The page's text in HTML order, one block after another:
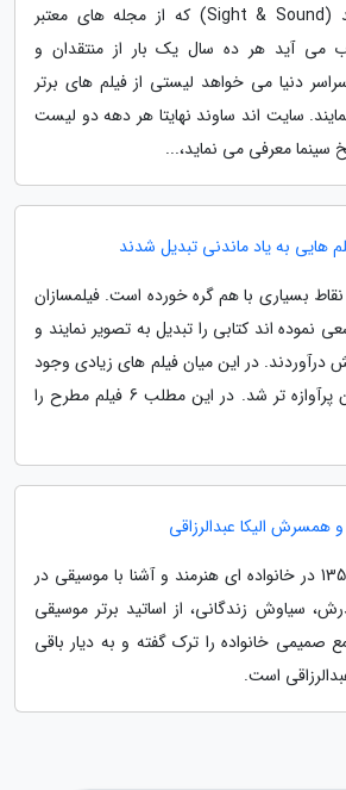
مجله سایت اند ساوند (Sight & Sound) که از مجله های معتبر
می آید هر ده سال یک بار از منتقدان و
دنیا می خواهد لیستی از فیلم های برتر
نمایند. سایت اند ساوند نهایتا هر دهه دو لیست
سینما معرفی می نماید،...
نقاط بسیاری با هم گره خورده است. فیلمسازان
نموده اند کتابی را تبدیل به تصویر نمایند و
درآوردند. در این میان فیلم های زیادی وجود
دارد که حتی از کتابشان پرآوازه تر شد. در این مطلب 6 فیلم مطرح را
همسرش الیکا عبدالرزاقی
امین زندگانی در سال 1351 در خانواده ای هنرمند و آشنا با موسیقی در
سیاوش زندگانی، از اساتید برتر موسیقی
که در سال 1382جمع صمیمی خانواده را ترک گفته و به دیار باقی
است.